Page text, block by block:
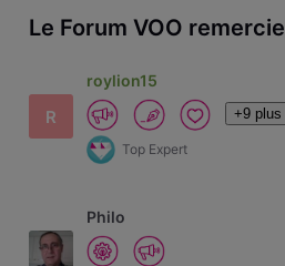
Le Forum VOO remercie
R
roylion15
+9 plus
Top Expert
Philo